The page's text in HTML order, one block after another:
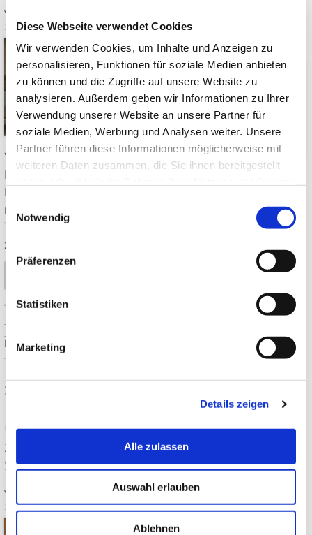
Diese Webseite verwendet Cookies
Wir verwenden Cookies, um Inhalte und Anzeigen zu
personalisieren, Funktionen für soziale Medien anbieten
zu können und die Zugriffe auf unsere Website zu
analysieren. Außerdem geben wir Informationen zu Ihrer
Verwendung unserer Website an unsere Partner für
soziale Medien, Werbung und Analysen weiter. Unsere
Partner führen diese Informationen möglicherweise mit
weiteren Daten zusammen, die Sie ihnen bereitgestellt
Notwendig
Präferenzen
Statistiken
Marketing
Details zeigen
Alle zulassen
Auswahl erlauben
Ablehnen
Von: JapanweltBlog
14:00
0 Kommentare
Was macht japanisches
Design so besonders? 7
Prinzipien, Japandi,
natürliche Materialien und
Tipps für ein ruhiges,
zeitloses Interieur ➤
Tags: Japanisches Design
Futon
14:00
0 Kommentare
Garten? Ahorn, Bambus,
Moos, Kiefer, Azalee & Co.
– mit Standorttipps und
winterharten Arten für Dtl.
Japanischer Garten,
Japanische Gartenpflanzen,
Garten,Japanische
Sauna in Japan:
und Unterschiede
zur westlichen
Saunakultur
Von: JapanweltBlog
10.06.2026
14:00
0 Kommentare
Kuyō, Danshari und
Oosouji: Die
japanische Kunst,
Dinge bewusst
loszulassen